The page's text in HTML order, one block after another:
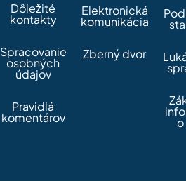
Dôležité
kontakty
Spracovanie
osobných
údajov
Pravidlá
komentárov
Elektronická
komunikácia
Zberný dvor